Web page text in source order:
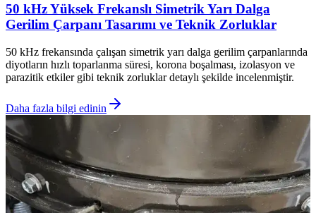
50 kHz Yüksek Frekanslı Simetrik Yarı Dalga
Gerilim Çarpanı Tasarımı ve Teknik Zorluklar
50 kHz frekansında çalışan simetrik yarı dalga gerilim çarpanlarında
diyotların hızlı toparlanma süresi, korona boşalması, izolasyon ve
parazitik etkiler gibi teknik zorluklar detaylı şekilde incelenmiştir.
Daha fazla bilgi edinin